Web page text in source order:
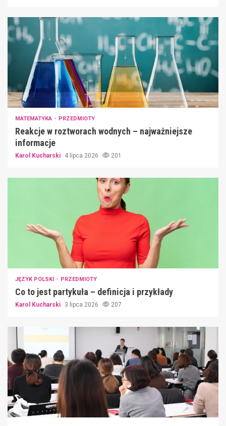
MATEMATYKA PRZEDMIOTY
Reakcje w roztworach wodnych – najważniejsze
informacje
Karol Kucharski 4 lipca 2026 201
JĘZYK POLSKI PRZEDMIOTY
Co to jest partykuła – definicja i przykłady
Karol Kucharski 3 lipca 2026 207